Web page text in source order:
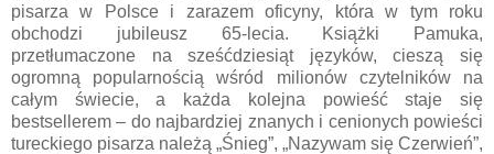
pisarza w Polsce i zarazem oficyny, która w tym roku
obchodzi jubileusz 65-lecia. Książki Pamuka,
przetłumaczone na sześćdziesiąt języków, cieszą się
ogromną popularnością wśród milionów czytelników na
całym świecie, a każda kolejna powieść staje się
bestsellerem – do najbardziej znanych i cenionych powieści
tureckiego pisarza należą „Śnieg”, „Nazywam się Czerwień”,